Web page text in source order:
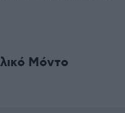
Μόντο